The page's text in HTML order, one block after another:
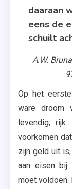
daaraan
eens de
schuilt
A.W.
Op het
ware droom
levendig,
voorkomen
zijn geld uit
aan eisen bij
moet voldoen.